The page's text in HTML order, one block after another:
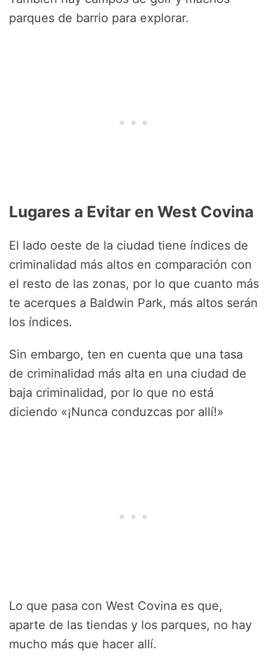
parques de barrio para explorar.
Lugares a Evitar en West Covina
El lado oeste de la ciudad tiene índices de
criminalidad más altos en comparación con
el resto de las zonas, por lo que cuanto más
te acerques a Baldwin Park, más altos serán
los índices.
Sin embargo, ten en cuenta que una tasa
de criminalidad más alta en una ciudad de
baja criminalidad, por lo que no está
diciendo «¡Nunca conduzcas por allí!»
Lo que pasa con West Covina es que,
aparte de las tiendas y los parques, no hay
mucho más que hacer allí.